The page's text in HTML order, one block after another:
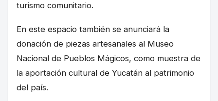
turismo comunitario.
En este espacio también se anunciará la
donación de piezas artesanales al Museo
Nacional de Pueblos Mágicos, como muestra de
la aportación cultural de Yucatán al patrimonio
del país.